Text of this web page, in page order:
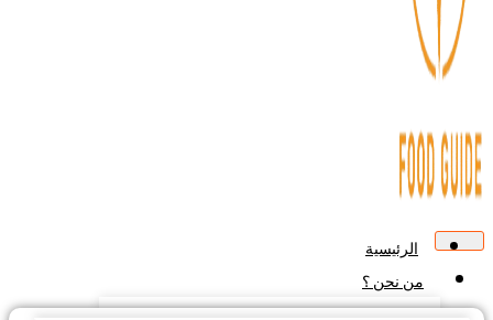
الرئيسية
من نحن ؟